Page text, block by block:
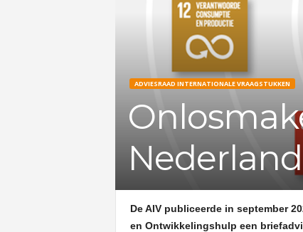
ADVIESRAAD INTERNATIONALE VRAAGSTUKKEN
De AIV publiceerde in september
en Ontwikkelingshulp een